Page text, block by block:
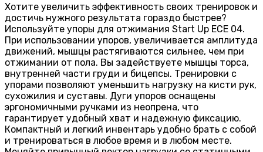
Хотите увеличить эффективность своих тренировок и
достичь нужного результата гораздо быстрее?
Используйте упоры для отжимания Start Up ЕСЕ 04.
При использовании упоров, увеличивается амплитуда
движений, мышцы растягиваются сильнее, чем при
отжимании от пола. Вы задействуете мышцы торса,
внутренней части груди и бицепсы. Тренировки с
упорами позволяют уменьшить нагрузку на кисти рук,
сухожилия и суставы. Дуги упоров оснащены
эргономичными ручками из неопрена, что
гарантирует удобный хват и надежную фиксацию.
Компактный и легкий инвентарь удобно брать с собой
и тренироваться в любое время и в любом месте.